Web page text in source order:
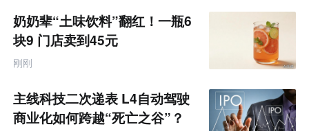
奶奶辈“土味饮料”翻红！一瓶6
块9 门店卖到45元
刚刚
主线科技二次递表 L4自动驾驶
商业化如何跨越“死亡之谷”？